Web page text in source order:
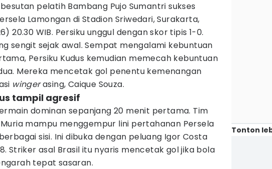
pelatih Bambang Pujo Sumantri sukses
Lamongan di Stadion Sriwedari, Surakarta,
20.30 WIB. Persiku unggul dengan skor tipis 1-0.
sengit sejak awal. Sempat mengalami kebuntuan
Persiku Kudus kemudian memecah kebuntuan
Mereka mencetak gol penentu kemenangan
wingerasing, Caique Souza.
tampil agresif
dominan sepanjang 20 menit pertama. Tim
mampu menggempur lini pertahanan Persela
sisi. Ini dibuka dengan peluang Igor Costa
Striker asal Brasil itu nyaris mencetak gol jika bola
tepat sasaran.
Tonton